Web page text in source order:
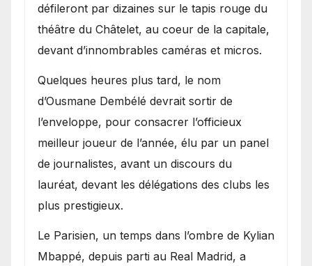
défileront par dizaines sur le tapis rouge du
théâtre du Châtelet, au coeur de la capitale,
devant d’innombrables caméras et micros.
Quelques heures plus tard, le nom
d’Ousmane Dembélé devrait sortir de
l’enveloppe, pour consacrer l’officieux
meilleur joueur de l’année, élu par un panel
de journalistes, avant un discours du
lauréat, devant les délégations des clubs les
plus prestigieux.
Le Parisien, un temps dans l’ombre de Kylian
Mbappé, depuis parti au Real Madrid, a